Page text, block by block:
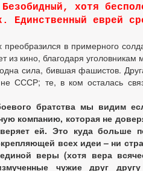
хотя
Единственный еврей
в примерного
из кино, благодаря
сила, бившая фашистов.
СССР; те, в ком осталась
братства мы видим
компанию, которая не
ей. Это куда больше
всех идеи – ни
веры (хотя вера
чужие друг